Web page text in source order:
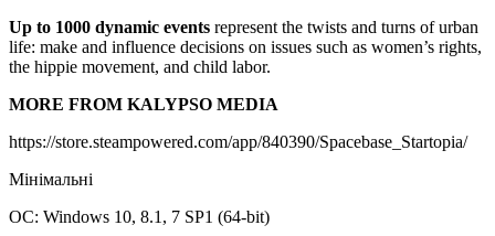
Up to 1000 dynamic events represent the twists and turns of urban
life: make and influence decisions on issues such as women’s rights,
the hippie movement, and child labor.
MORE FROM KALYPSO MEDIA
https://store.steampowered.com/app/840390/Spacebase_Startopia/
Мінімальні
ОС: Windows 10, 8.1, 7 SP1 (64-bit)